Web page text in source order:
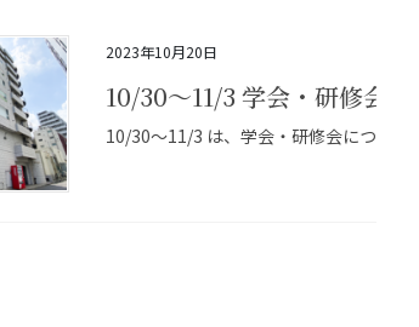
2023年10月20日
10/30～11/3 学会・研修会に
10/30～11/3 は、学会・研修会につき休